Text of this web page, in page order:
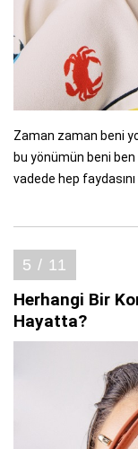
Zaman zaman beni
bu yönümün beni
vadede hep faydasını
5 / 11
Herhangi Bir
Hayatta?